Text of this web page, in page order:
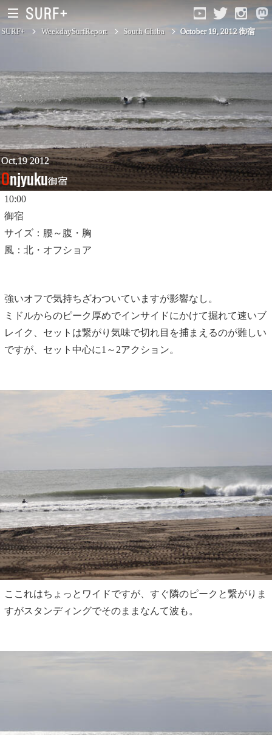
South Ibaraki
North Chiba
South Chiba
Unusually
Video Logs
Monthly Archive
SURF+ WeekdaySurfReport South Chiba October 19, 2012 御宿
Oct,19 2012
Onjyuku御宿
10:00
御宿
サイズ：腰～腹・胸
風：北・オフショア
強いオフで気持ちざわついていますが影響なし。
ミドルからのピーク厚めでインサイドにかけて掘れて速いブ
レイク、セットは繋がり気味で切れ目を捕まえるのが難しい
ですが、セット中心に1～2アクション。
ここれはちょっとワイドですが、すぐ隣のピークと繋がりま
すがスタンディングでそのままなんて波も。